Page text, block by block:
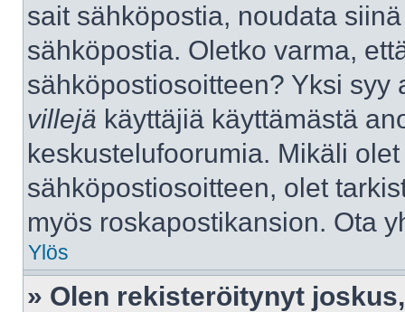
sait sähköpostia, noudata
sähköpostia. Oletko varma,
sähköpostiosoitteen? Yksi
villejä käyttäjiä käyttämästä
keskustelufoorumia. Mikäli
sähköpostiosoitteen, olet
myös roskapostikansion. Ota
Ylös
» Olen rekisteröitynyt